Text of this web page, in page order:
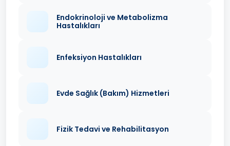
Endokrinoloji ve Metabolizma
Hastalıkları
Enfeksiyon Hastalıkları
Evde Sağlık (Bakım) Hizmetleri
Fizik Tedavi ve Rehabilitasyon